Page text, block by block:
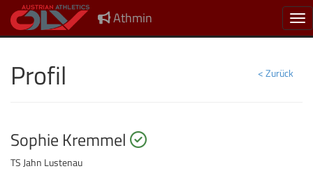
Athmin
< Zurück
Profil
Sophie Kremmel startberechtigt
TS Jahn Lustenau